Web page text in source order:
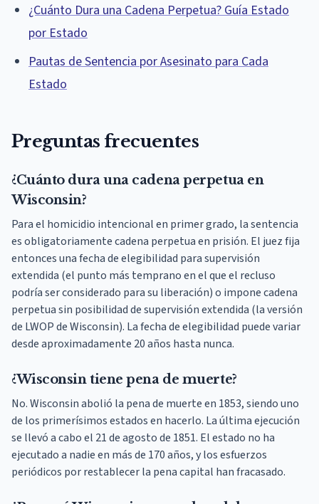
¿Cuánto Dura una Cadena Perpetua? Guía Estado
por Estado
Pautas de Sentencia por Asesinato para Cada
Estado
Preguntas frecuentes
¿Cuánto dura una cadena perpetua en
Wisconsin?
Para el homicidio intencional en primer grado, la sentencia
es obligatoriamente cadena perpetua en prisión. El juez fija
entonces una fecha de elegibilidad para supervisión
extendida (el punto más temprano en el que el recluso
podría ser considerado para su liberación) o impone cadena
perpetua sin posibilidad de supervisión extendida (la versión
de LWOP de Wisconsin). La fecha de elegibilidad puede variar
desde aproximadamente 20 años hasta nunca.
¿Wisconsin tiene pena de muerte?
No. Wisconsin abolió la pena de muerte en 1853, siendo uno
de los primerísimos estados en hacerlo. La última ejecución
se llevó a cabo el 21 de agosto de 1851. El estado no ha
ejecutado a nadie en más de 170 años, y los esfuerzos
periódicos por restablecer la pena capital han fracasado.